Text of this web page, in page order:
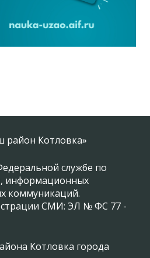
район Котловка»
службе по
информационных
коммуникаций.
СМИ: ЭЛ № ФС 77 -
Котловка города